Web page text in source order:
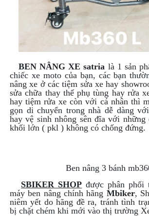
ĐEO
GIÀY
MOTO
ÁO
GIÁP
MOTO
BẢO
HIỂM
BỘ
BEN NÂNG XE satria là 1 sản
chiếc xe moto của bạn, các bạn
nâng xe ở các tiệm sửa xe hay
sửa chữa thay thế phụ tùng hay rửa
hay tiệm rửa xe còn với cá nhân thì
gọn di chuyển trong nhà dễ dàng
hay vệ sinh nhông sên đĩa với những
khối lớn ( pkl ) không có chống đứng.
Ben nâng 3 bánh
SBIKER SHOP được phân phối
máy ben nâng chính hãng Mbiker,
niêm yết do hãng đề ra, tránh tình
bị chặt chém khi mới vào thị trường